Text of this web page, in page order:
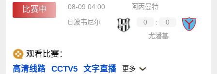
比赛中 08-09 04:00
阿丙曼特
El波韦尼尔
0 :
0
尤潘基
观看比赛：
高清线路
CCTV5 文字直播 更多